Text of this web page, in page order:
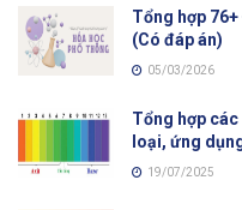
Tổng hợp
(Có đáp án)
05/03/2026
Tổng hợp
loại, ứng
19/07/2025